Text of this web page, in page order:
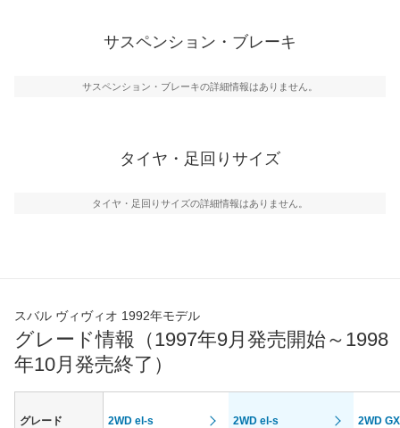
サスペンション・ブレーキ
サスペンション・ブレーキの詳細情報はありません。
タイヤ・足回りサイズ
タイヤ・足回りサイズの詳細情報はありません。
スバル ヴィヴィオ 1992年モデル
グレード情報（1997年9月発売開始～1998
年10月発売終了）
グレード 2WD el-s 2WD el-s 2WD